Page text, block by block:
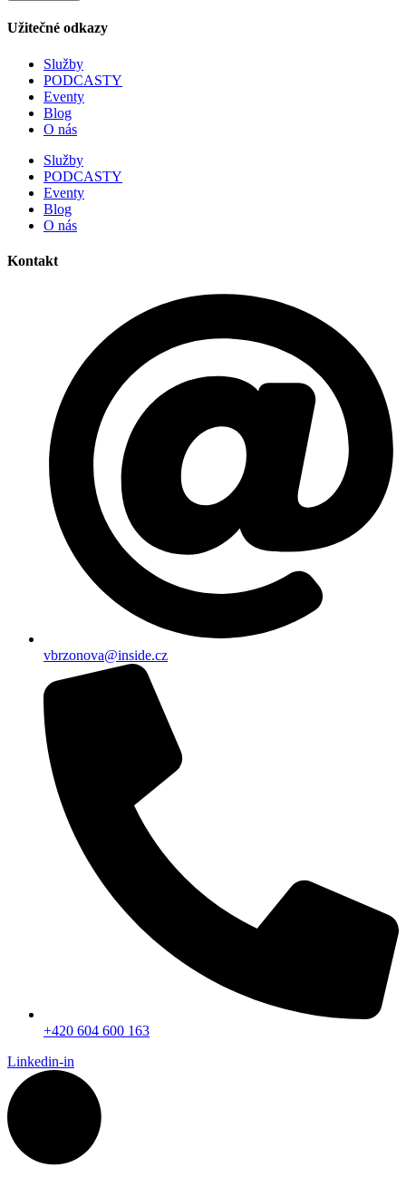
Užitečné odkazy
Služby
PODCASTY
Eventy
Blog
O nás
Služby
PODCASTY
Eventy
Blog
O nás
Kontakt
vbrzonova@inside.cz
+420 604 600 163
Linkedin-in